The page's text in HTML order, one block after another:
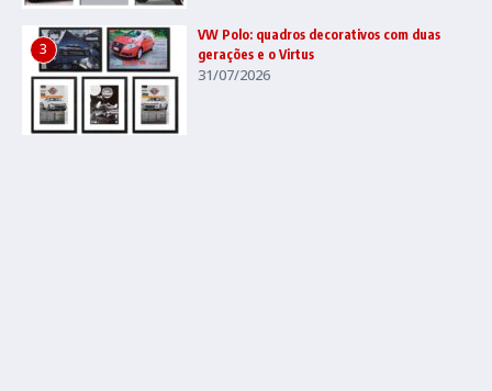
3
VW Polo: quadros decorativos com duas
gerações e o Virtus
31/07/2026